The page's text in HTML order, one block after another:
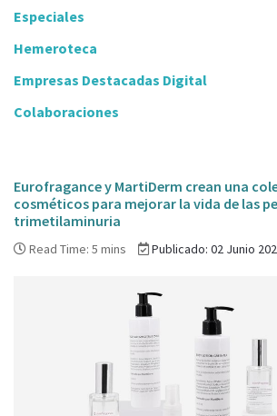
Especiales
Hemeroteca
Empresas Destacadas Digital
Colaboraciones
Eurofragance y MartiDerm crean una
cosméticos para mejorar la vida de las
trimetilaminuria
Read Time: 5 mins Publicado: 02 Junio